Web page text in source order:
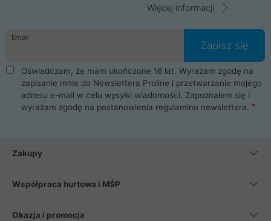
komunikacja ze sklepem komputerowym ProLine jest
danych osobowych. Dlatego zakup notebooka albo laptopa w
ProLine to czysta przyjemność i pełne bezpieczeństwo.
Zaopatrzysz się u nas w akcesoria i części komputerowe
takie jak procesory, karty graficzne, płyty główne, pamięci,
dyski SSD, M.2 oraz HDD. Nasi pracownicy pomogą Ci wybrać
najlepszy zasilacz komputerowy oraz obudowę do komputera.
Poza komputerami mamy również najlepsze na rynku
Smartfony takich producentów jak Xiaomi, Apple, Samsung i
wentylatory. Na koniec mając już to wszystko, możesz
Więcej informacji
Email
Zapisz się
Oświadczam, że mam ukończone 16 lat. Wyrażam zgodę na
zapisanie mnie do Newslettera Proline i przetwarzanie mojego
adresu e-mail w celu wysyłki wiadomości. Zapoznałem się i
wyrażam zgodę na postanowienia regulaminu newslettera.
Zakupy
Współpraca hurtowa i MŚP
Okazja i promocja